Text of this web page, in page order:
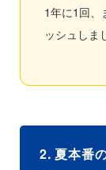
1年に1回、
ッシュしま
2. 夏本番